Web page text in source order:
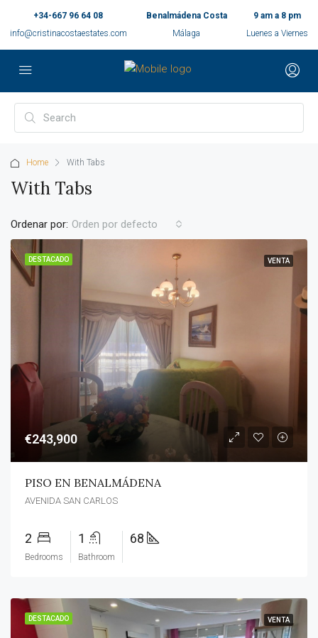
+34-667 96 64 08
info@cristinacostaestates.com
Benalmádena Costa
Málaga
9 am a 8 pm
Luenes a Viernes
Home With Tabs
With Tabs
Ordenar por: Orden por defecto
DESTACADO VENTA
€243,900
PISO EN BENALMÁDENA
AVENIDA SAN CARLOS
2
Bedrooms
1
Bathroom
68
DESTACADO VENTA